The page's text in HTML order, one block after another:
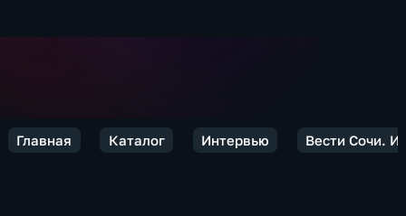
Главная Каталог Интервью Вести Сочи.